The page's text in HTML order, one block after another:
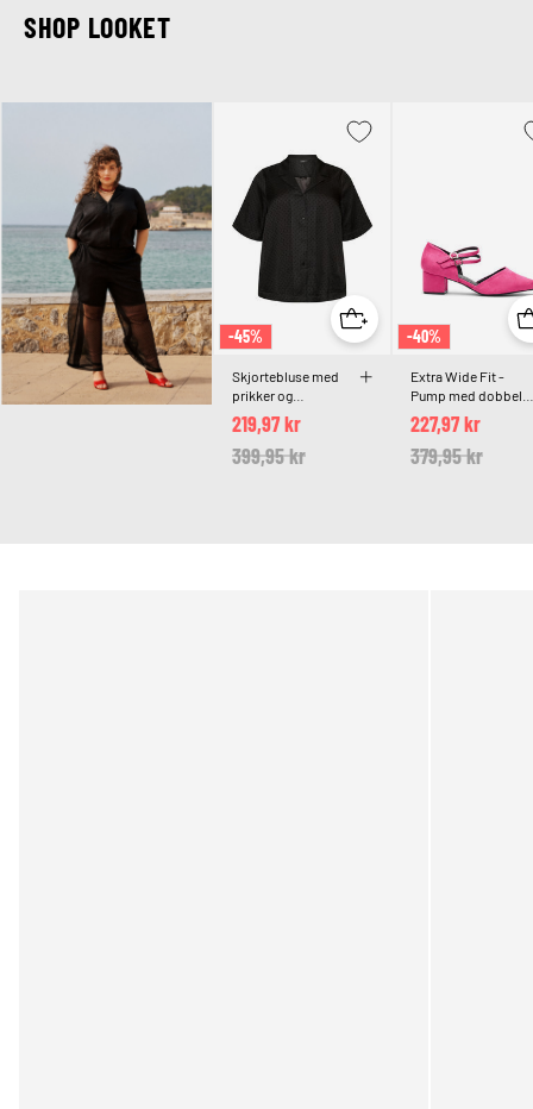
SHOP LOOKET
-45%
Skjortebluse med
prikker og
reverskrave
Price reduced from
399,95 kr
219,97 kr
-40%
Extra Wide Fit -
Pump med dobbelt
remme
Price reduced
379,95 krto
227,97 kr